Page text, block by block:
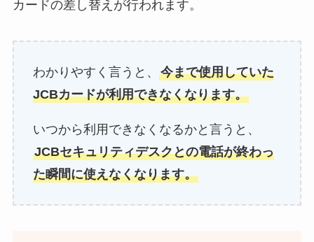
カードの差し替えが行われます。
わかりやすく言うと、 今まで使用していた
JCBカードが利用できなくなります。
いつから利用できなくなるかと言うと、
JCBセキュリティデスクとの電話が終わっ
た瞬間に使えなくなります。